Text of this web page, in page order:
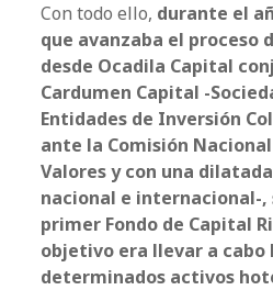
Con todo ello, durante el
que avanzaba el proceso
desde Ocadila Capital
Cardumen Capital -
Entidades de Inversión
ante la Comisión
Valores y con una
nacional e internacional-
primer Fondo de Capital
objetivo era llevar a cabo
determinados activos